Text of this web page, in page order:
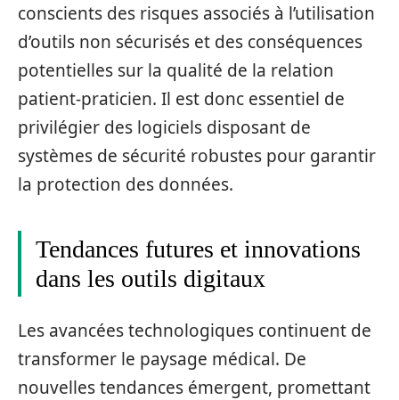
conscients des risques associés à l’utilisation
d’outils non sécurisés et des conséquences
potentielles sur la qualité de la relation
patient-praticien. Il est donc essentiel de
privilégier des logiciels disposant de
systèmes de sécurité robustes pour garantir
la protection des données.
Tendances futures et innovations
dans les outils digitaux
Les avancées technologiques continuent de
transformer le paysage médical. De
nouvelles tendances émergent, promettant